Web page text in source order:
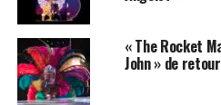
suis fou de joie
de jouer
à travers le
« The Rocket
John » de